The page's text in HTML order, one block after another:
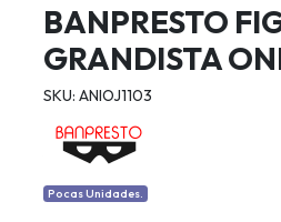
BANPRESTO
GRANDISTA
SKU: ANIOJ1103
Pocas Unidades.